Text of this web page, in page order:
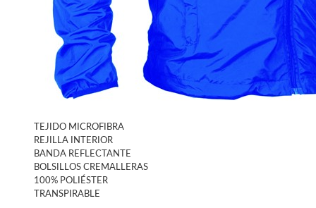
TEJIDO MICROFIBRA
REJILLA INTERIOR
BANDA REFLECTANTE
BOLSILLOS CREMALLERAS
100% POLIÉSTER
TRANSPIRABLE